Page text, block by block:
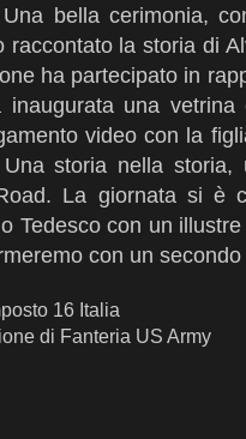
bella cerimonia,
la storia di
ha partecipato in
una
video con la
storia nella storia,
La giornata si è
Tedesco con un
con un secondo
16 Italia
di Fanteria US Army